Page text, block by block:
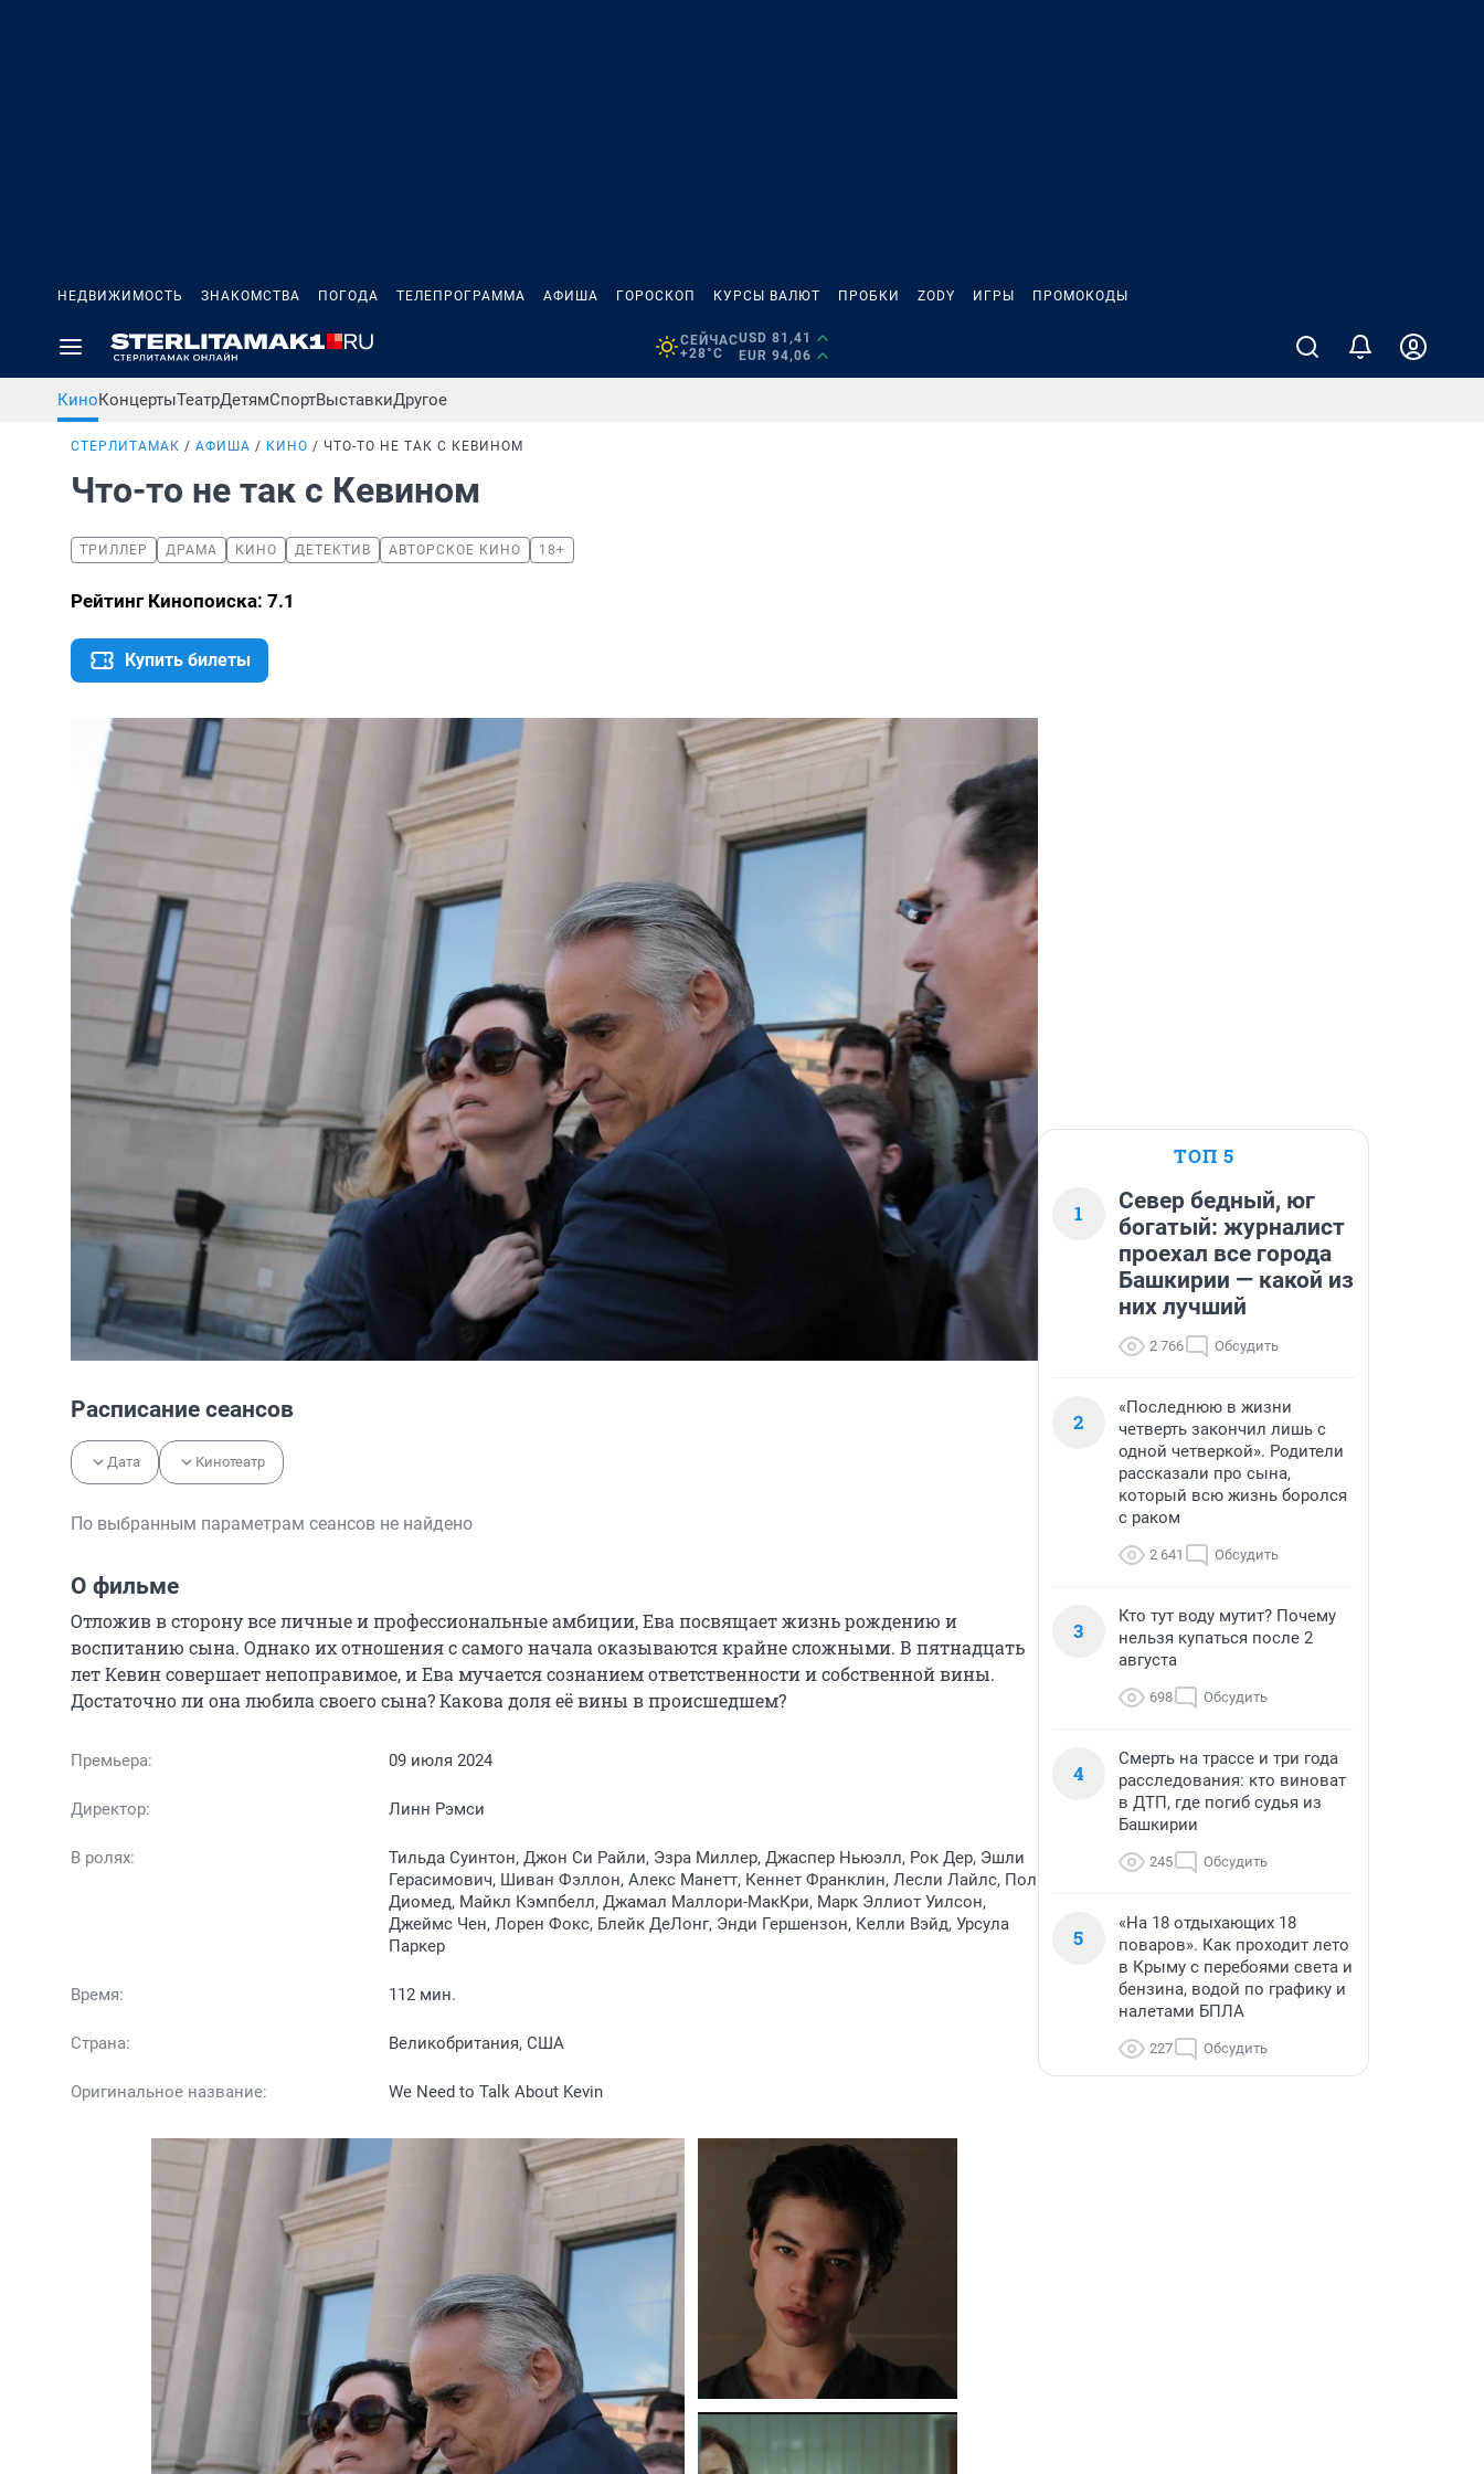
НЕДВИЖИМОСТЬ ЗНАКОМСТВА ПОГОДА ТЕЛЕПРОГРАММА АФИША ГОРОСКОП КУРСЫ ВАЛЮТ ПРОБКИ ZODY ИГРЫ ПРОМОКОДЫ
СЕЙЧАС
+28°C
USD 81,41
EUR 94,06
КиноКонцертыТеатрДетямСпортВыставкиДругое
СТЕРЛИТАМАК АФИША КИНО ЧТО-ТО НЕ ТАК С КЕВИНОМ
Что-то не так с Кевином
ТРИЛЛЕР ДРАМА КИНО ДЕТЕКТИВ АВТОРСКОЕ КИНО 18+
Рейтинг Кинопоиска: 7.1
Купить билеты
Расписание сеансов
Дата Кинотеатр
По выбранным параметрам сеансов не найдено
О фильме
Отложив в сторону все личные и профессиональные амбиции, Ева посвящает жизнь рождению и
воспитанию сына. Однако их отношения с самого начала оказываются крайне сложными. В пятнадцать
лет Кевин совершает непоправимое, и Ева мучается сознанием ответственности и собственной вины.
Достаточно ли она любила своего сына? Какова доля её вины в происшедшем?
Премьера: 09 июля 2024
Директор: Линн Рэмси
В ролях:
Тильда Суинтон, Джон Си Райли, Эзра Миллер, Джаспер Ньюэлл, Рок Дер, Эшли
Герасимович, Шиван Фэллон, Алекс Манетт, Кеннет Франклин, Лесли Лайлс, Пол
Диомед, Майкл Кэмпбелл, Джамал Маллори-МакКри, Марк Эллиот Уилсон,
Джеймс Чен, Лорен Фокс, Блейк ДеЛонг, Энди Гершензон, Келли Вэйд, Урсула
Паркер
Время: 112 мин.
Страна: Великобритания, США
Оригинальное название: We Need to Talk About Kevin
ТОП 5
1
Север бедный, юг
богатый: журналист
проехал все города
Башкирии — какой из
них лучший
2 766 Обсудить
2
«Последнюю в жизни
четверть закончил лишь с
одной четверкой». Родители
рассказали про сына,
который всю жизнь боролся
с раком
2 641 Обсудить
3
Кто тут воду мутит? Почему
нельзя купаться после 2
августа
698 Обсудить
4
Смерть на трассе и три года
расследования: кто виноват
в ДТП, где погиб судья из
Башкирии
245 Обсудить
5
«На 18 отдыхающих 18
поваров». Как проходит лето
в Крыму с перебоями света и
бензина, водой по графику и
налетами БПЛА
227 Обсудить